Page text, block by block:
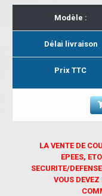
Modèle :
Délai livraison
Prix TTC
LA VENTE DE
EPEES,
SECURITE/
VOUS